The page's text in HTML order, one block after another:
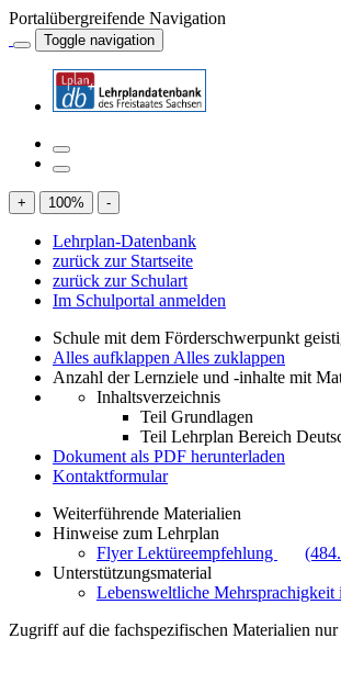
Portalübergreifende Navigation
Toggle navigation
+ 100% -
Lehrplan-Datenbank
zurück zur Startseite
zurück zur Schulart
Im Schulportal anmelden
Schule mit dem Förderschwerpunkt
Alles aufklappen Alles zuklappen
Anzahl der Lernziele und -inhalte mit
Inhaltsverzeichnis
Teil Grundlagen
Teil Lehrplan Bereich
Dokument als PDF herunterladen
Kontaktformular
Weiterführende Materialien
Hinweise zum Lehrplan
Flyer Lektüreempfehlung
Unterstützungsmaterial
Lebensweltliche Mehrsprachigkeit
Zugriff auf die fachspezifischen Materialien nur